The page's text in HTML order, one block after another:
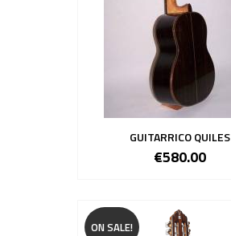
GUITARRICO QUILES
€580.00
ON SALE!